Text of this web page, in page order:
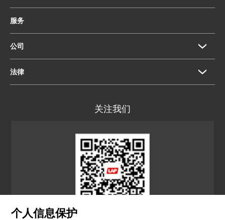
个人信息保护
服务
公司
法律
关注我们